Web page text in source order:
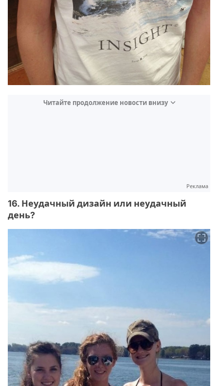
Читайте продолжение новости внизу
Реклама
16. Неудачный дизайн или неудачный
день?